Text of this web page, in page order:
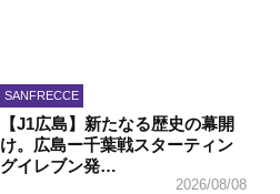
SANFRECCE
【J1広島】新たなる歴史の幕開
け。広島ー千葉戦スターティン
グイレブン発…
2026/08/08